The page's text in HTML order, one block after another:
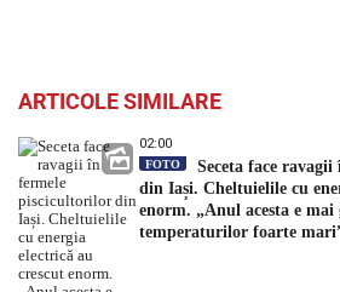
ARTICOLE SIMILARE
02:00
FOTO
Seceta face
din Iași. Cheltuielile cu
enorm. „Anul acesta e
temperaturilor foarte